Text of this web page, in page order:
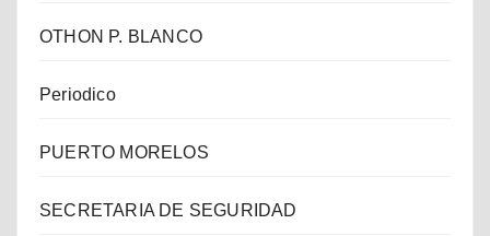
OTHON P. BLANCO
Periodico
PUERTO MORELOS
SECRETARIA DE SEGURIDAD